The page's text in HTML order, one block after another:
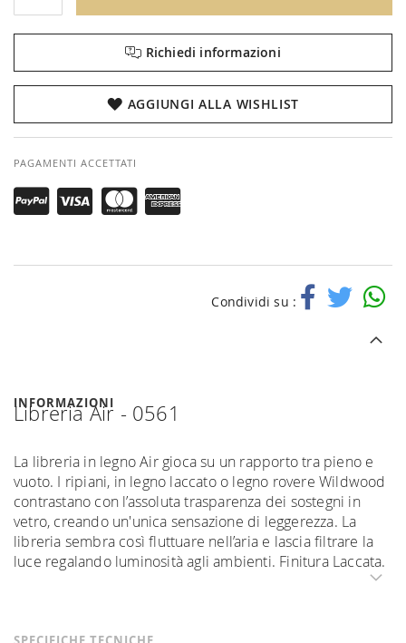
Richiedi informazioni
AGGIUNGI ALLA WISHLIST
PAGAMENTI ACCETTATI
Condividi su :
INFORMAZIONI
Libreria Air - 0561
La libreria in legno Air gioca su un rapporto tra pieno e
vuoto. I ripiani, in legno laccato o legno rovere Wildwood
contrastano con l’assoluta trasparenza dei sostegni in
vetro, creando un'unica sensazione di leggerezza. La
libreria sembra così fluttuare nell’aria e lascia filtrare la
luce regalando luminosità agli ambienti. Finitura Laccata.